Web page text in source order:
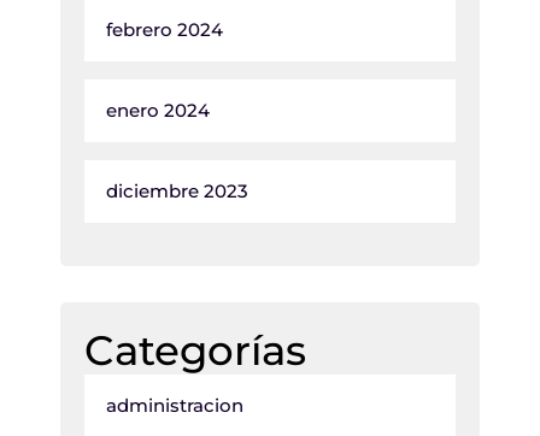
febrero 2024
enero 2024
diciembre 2023
Categorías
administracion